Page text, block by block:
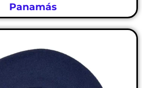
Panamás